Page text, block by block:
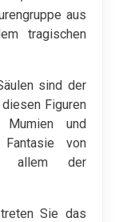
aus
tragischen
sind der
Figuren
Mumien und
von
allem der
Sie das